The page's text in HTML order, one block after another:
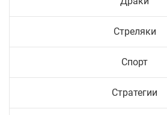
Стреляки
Спорт
Стратегии